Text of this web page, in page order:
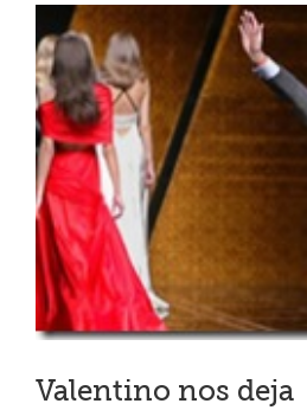
imagen
más
grande
Valentino nos deja